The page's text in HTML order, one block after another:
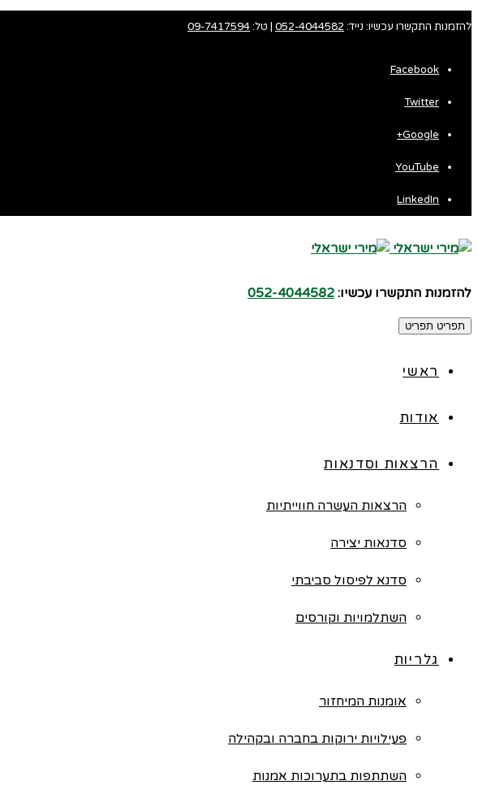
להזמנות התקשרו עכשיו: נייד: 052-4044582 | טל:09-7417594
Facebook
Twitter
Google+
YouTube
LinkedIn
להזמנות התקשרו עכשיו: 052-4044582
תפריט תפריט
ראשי
אודות
הרצאות וסדנאות
הרצאות העשרה חווייתיות
סדנאות יצירה
סדנא לפיסול סביבתי
השתלמויות וקורסים
גלריות
אומנות המיחזור
פעילויות ירוקות בחברה ובקהילה
השתתפות בתערוכות אמנות